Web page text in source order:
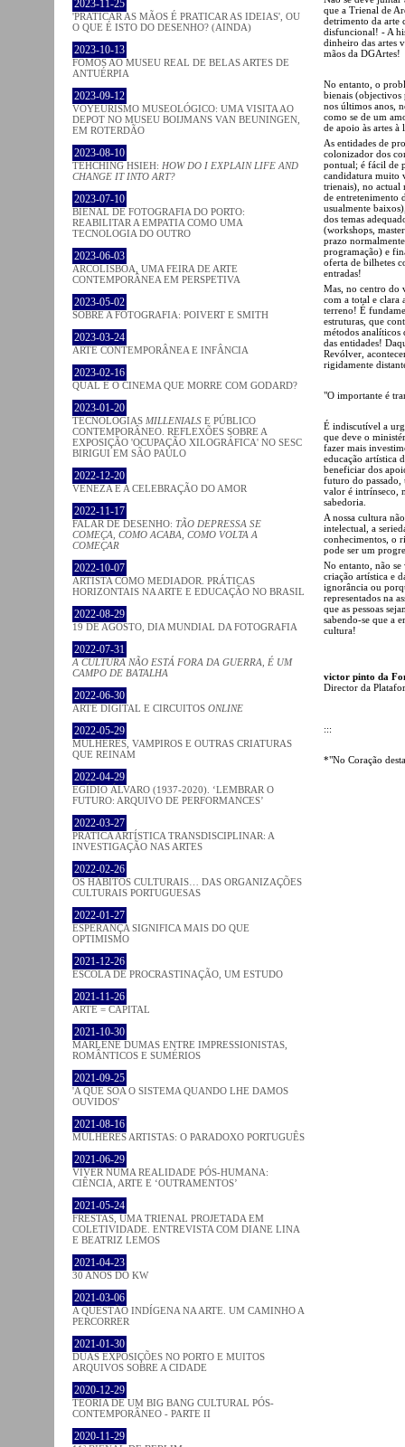
2023-11-25
'PRATICAR AS MÃOS É PRATICAR AS IDEIAS', OU
O QUE É ISTO DO DESENHO? (AINDA)
2023-10-13
FOMOS AO MUSEU REAL DE BELAS ARTES DE
ANTUÉRPIA
2023-09-12
VOYEURISMO MUSEOLÓGICO: UMA VISITA AO
DEPOT NO MUSEU BOIJMANS VAN BEUNINGEN,
EM ROTERDÃO
2023-08-10
TEHCHING HSIEH: HOW DO I EXPLAIN LIFE AND
CHANGE IT INTO ART?
2023-07-10
BIENAL DE FOTOGRAFIA DO PORTO:
REABILITAR A EMPATIA COMO UMA
TECNOLOGIA DO OUTRO
2023-06-03
ARCOLISBOA, UMA FEIRA DE ARTE
CONTEMPORÂNEA EM PERSPETIVA
2023-05-02
SOBRE A FOTOGRAFIA: POIVERT E SMITH
2023-03-24
ARTE CONTEMPORÂNEA E INFÂNCIA
2023-02-16
QUAL É O CINEMA QUE MORRE COM GODARD?
2023-01-20
TECNOLOGIAS MILLENIALS E PÚBLICO
CONTEMPORÂNEO. REFLEXÕES SOBRE A
EXPOSIÇÃO 'OCUPAÇÃO XILOGRÁFICA' NO SESC
BIRIGUI EM SÃO PAULO
2022-12-20
VENEZA E A CELEBRAÇÃO DO AMOR
2022-11-17
FALAR DE DESENHO: TÃO DEPRESSA SE
COMEÇA, COMO ACABA, COMO VOLTA A
COMEÇAR
2022-10-07
ARTISTA COMO MEDIADOR. PRÁTICAS
HORIZONTAIS NA ARTE E EDUCAÇÃO NO BRASIL
2022-08-29
19 DE AGOSTO, DIA MUNDIAL DA FOTOGRAFIA
2022-07-31
A CULTURA NÃO ESTÁ FORA DA GUERRA, É UM
CAMPO DE BATALHA
2022-06-30
ARTE DIGITAL E CIRCUITOS ONLINE
2022-05-29
MULHERES, VAMPIROS E OUTRAS CRIATURAS
QUE REINAM
2022-04-29
EGÍDIO ÁLVARO (1937-2020). ‘LEMBRAR O
FUTURO: ARQUIVO DE PERFORMANCES’
2022-03-27
PRATICA ARTÍSTICA TRANSDISCIPLINAR: A
INVESTIGAÇÃO NAS ARTES
2022-02-26
OS HÁBITOS CULTURAIS… DAS ORGANIZAÇÕES
CULTURAIS PORTUGUESAS
2022-01-27
ESPERANÇA SIGNIFICA MAIS DO QUE
OPTIMISMO
2021-12-26
ESCOLA DE PROCRASTINAÇÃO, UM ESTUDO
2021-11-26
ARTE = CAPITAL
2021-10-30
MARLENE DUMAS ENTRE IMPRESSIONISTAS,
ROMÂNTICOS E SUMÉRIOS
2021-09-25
'A QUE SOA O SISTEMA QUANDO LHE DAMOS
OUVIDOS'
2021-08-16
MULHERES ARTISTAS: O PARADOXO PORTUGUÊS
2021-06-29
VIVER NUMA REALIDADE PÓS-HUMANA:
CIÊNCIA, ARTE E ‘OUTRAMENTOS’
2021-05-24
FRESTAS, UMA TRIENAL PROJETADA EM
COLETIVIDADE. ENTREVISTA COM DIANE LINA
E BEATRIZ LEMOS
2021-04-23
30 ANOS DO KW
2021-03-06
A QUESTÃO INDÍGENA NA ARTE. UM CAMINHO A
PERCORRER
2021-01-30
DUAS EXPOSIÇÕES NO PORTO E MUITOS
ARQUIVOS SOBRE A CIDADE
2020-12-29
TEORIA DE UM BIG BANG CULTURAL PÓS-
CONTEMPORÂNEO - PARTE II
2020-11-29
que a Trienal de
detrimento da arte
disfuncional! - A
dinheiro das artes
mãos da DGArtes!
No entanto, o
bienais (objectivos
nos últimos anos,
como se de um
de apoio às artes
As entidades de
colonizador dos
pontual; é fácil de
candidatura muito
trienais), no actual
de entretenimento
usualmente
dos temas
(workshops,
prazo
programação) e
oferta de bilhetes
entradas!
Mas, no centro do
com a total e clara
terreno! É
estruturas, que
métodos analíticos
das entidades!
Revólver,
rigidamente
"O importante é
É indiscutível a
que deve o
fazer mais
educação artística
beneficiar dos
futuro do passado,
valor é intrínseco,
sabedoria.
A nossa cultura
intelectual, a
conhecimentos, o
pode ser um
No entanto, não
criação artística e
ignorância ou
representados na
que as pessoas
sabendo-se que a
cultura!
victor pinto da
Director da
:::
*"No Coração